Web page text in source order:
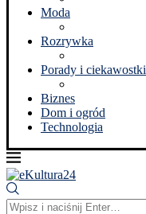
Moda
Rozrywka
Porady i ciekawostki
Biznes
Dom i ogród
Technologia